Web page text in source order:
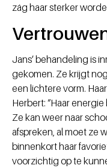
zág haar sterker
Jans’ behandeling is
gekomen. Ze krijgt
een lichtere vorm.
Herbert: “Haar
Ze kan weer naar
afspreken, al moet ze
binnenkort haar
voorzichtig op te